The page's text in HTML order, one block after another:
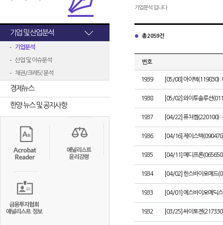
기업 및 산업분석
기업분석
산업 및 이슈분석
채권/크레딧 분석
경제뉴스
한양 뉴스 및 공지사항
기업분석 입니다.
총 2059건
번호
1939 [05/08] 아이텍(119830) :
1938 [05/02] 와이투솔루션
1937 [04/22] 퓨쳐켐(220100) :
1936 [04/16] 제이스텍
1935 [04/11] 메디프론
1934 [04/02] 한스바이오메드
1933 [04/01] 에스바이오메딕
1932 [03/25] 싸이토젠